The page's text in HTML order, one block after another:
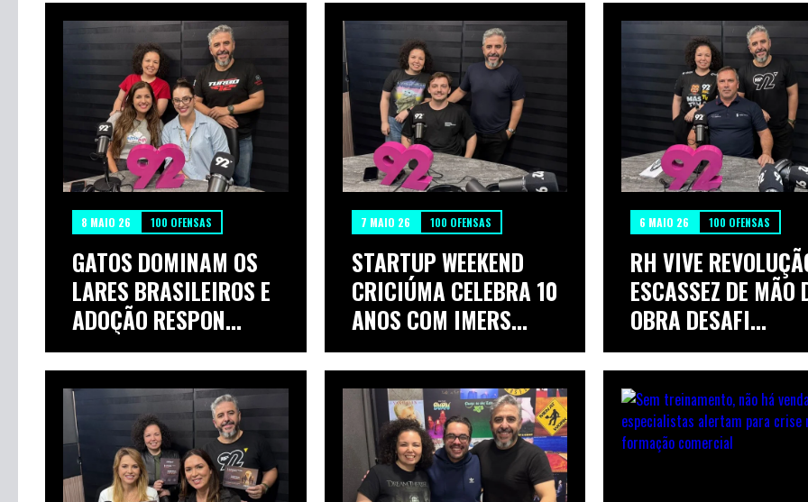
8 MAIO 26 100 OFENSAS
GATOS DOMINAM OS
LARES BRASILEIROS E
ADOÇÃO RESPON...
7 MAIO 26 100 OFENSAS
STARTUP WEEKEND
CRICIÚMA CELEBRA 10
ANOS COM IMERS...
6 MAIO 26 100 OFENSAS
RH VIVE
ESCASSEZ DE MÃO
OBRA DESAFI...